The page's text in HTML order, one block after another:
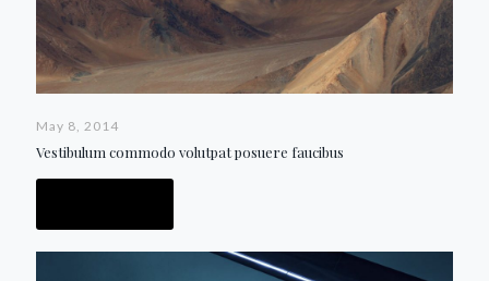
May 8, 2014
Vestibulum commodo volutpat posuere faucibus